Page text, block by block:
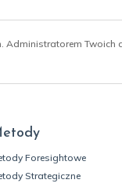
Administratorem Twoich
Foresightowe
Strategiczne